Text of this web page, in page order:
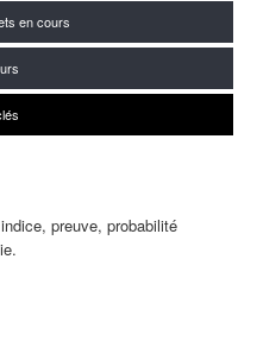
en cours
preuve, probabilité